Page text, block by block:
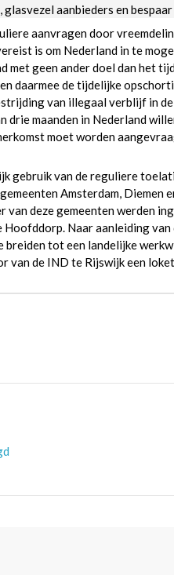
glasvezel aanbieders en
aanvragen door
is om Nederland in te
met geen ander doel dan het
daarmee de tijdelijke
van illegaal verblijf in
drie maanden in Nederland
moet worden
gebruik van de reguliere
Amsterdam,
van deze gemeenten werden
Naar aanleiding
tot een landelijke
van de IND te Rijswijk een